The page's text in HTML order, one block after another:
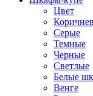
Цвет
Серые
Темные
Черные
Светлые
Белые
Венге